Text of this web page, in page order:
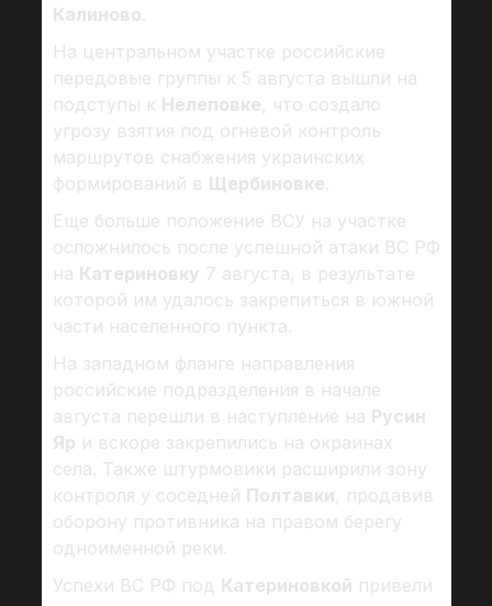
Калиново.
На центральном участке российские
передовые группы к 5 августа вышли на
подступы к Нелеповке, что создало
угрозу взятия под огневой контроль
маршрутов снабжения украинских
формирований в Щербиновке.
Еще больше положение ВСУ на участке
осложнилось после успешной атаки ВС РФ
на Катериновку 7 августа, в результате
которой им удалось закрепиться в южной
части населенного пункта.
На западном фланге направления
российские подразделения в начале
августа перешли в наступление на Русин
Яр и вскоре закрепились на окраинах
села. Также штурмовики расширили зону
контроля у соседней Полтавки, продавив
оборону противника на правом берегу
одноименной реки.
Успехи ВС РФ под Катериновкой привели